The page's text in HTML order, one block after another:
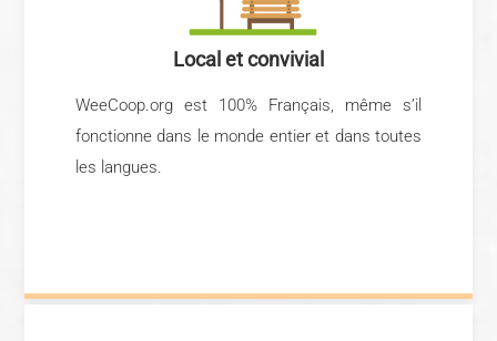
Local et convivial
WeeCoop.org est 100% Français, même s’il
fonctionne dans le monde entier et dans toutes
les langues.